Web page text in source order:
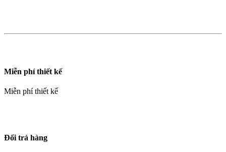
Miễn phí thiết kế
Miễn phí thiết kế
Đổi trả hàng